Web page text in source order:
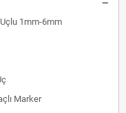
1mm-6mm
Marker